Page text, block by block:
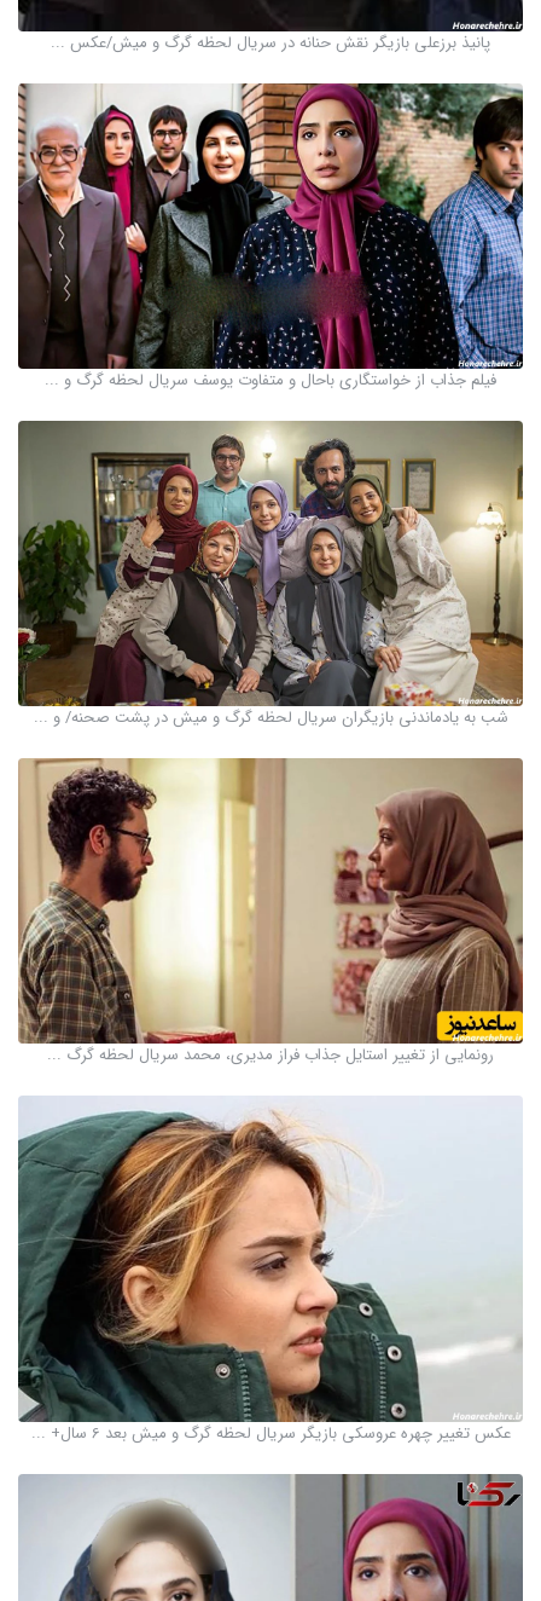
پانیذ برزعلی بازیگر نقش حنانه در سریال لحظه گرگ و میش/عکس ...
فیلم جذاب از خواستگاری باحال و متفاوت یوسف سریال لحظه گرگ و ...
شب به یادماندنی بازیگران سریال لحظه گرگ و میش در پشت صحنه/ و ...
رونمایی از تغییر استایل جذاب فراز مدیری، محمد سریال لحظه گرگ ...
عکس تغییر چهره عروسکی بازیگر سریال لحظه گرگ و میش بعد 6 سال+ ...